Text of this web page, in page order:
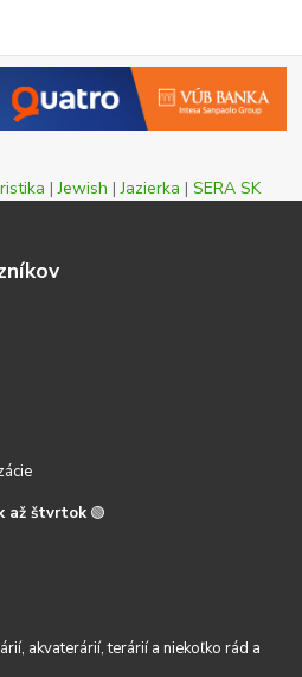
|Jewish |Jazierka | SERA SK
až štvrtok 🟢
akvaterárií, terárií a niekoľko rád a